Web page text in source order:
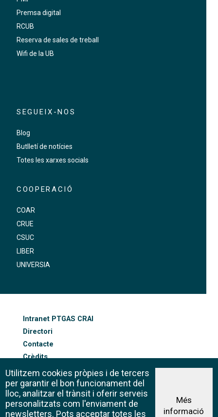
Premsa digital
RCUB
Reserva de sales de treball
Wifi de la UB
SEGUEIX-NOS
Blog
Butlletí de notícies
Totes les xarxes socials
COOPERACIÓ
COAR
CRUE
CSUC
LIBER
UNIVERSIA
Intranet PTGAS CRAI
Directori
Contacte
Crèdits
Mapa web
Política de galetes
Avís legal
Utilitzem cookies pròpies i de tercers
per garantir el bon funcionament del
lloc, analitzar el trànsit i oferir serveis
personalitzats com l'enviament de
newsletters. Pots acceptar totes les
Més
informació